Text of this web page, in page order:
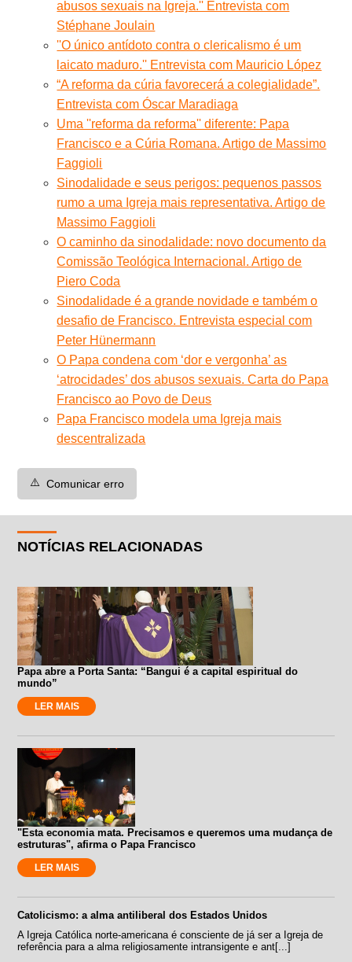
abusos sexuais na Igreja.'' Entrevista com
Stéphane Joulain
''O único antídoto contra o clericalismo é um
laicato maduro.'' Entrevista com Mauricio López
“A reforma da cúria favorecerá a colegialidade”.
Entrevista com Óscar Maradiaga
Uma ''reforma da reforma'' diferente: Papa
Francisco e a Cúria Romana. Artigo de Massimo
Faggioli
Sinodalidade e seus perigos: pequenos passos
rumo a uma Igreja mais representativa. Artigo de
Massimo Faggioli
O caminho da sinodalidade: novo documento da
Comissão Teológica Internacional. Artigo de
Piero Coda
Sinodalidade é a grande novidade e também o
desafio de Francisco. Entrevista especial com
Peter Hünermann
O Papa condena com ‘dor e vergonha’ as
‘atrocidades’ dos abusos sexuais. Carta do Papa
Francisco ao Povo de Deus
Papa Francisco modela uma Igreja mais
descentralizada
⚠️ Comunicar erro
NOTÍCIAS RELACIONADAS
Papa abre a Porta Santa: “Bangui é a capital espiritual do
mundo”
LER MAIS
"Esta economia mata. Precisamos e queremos uma mudança de
estruturas", afirma o Papa Francisco
LER MAIS
Catolicismo: a alma antiliberal dos Estados Unidos
A Igreja Católica norte-americana é consciente de já ser a Igreja de
referência para a alma religiosamente intransigente e ant[...]